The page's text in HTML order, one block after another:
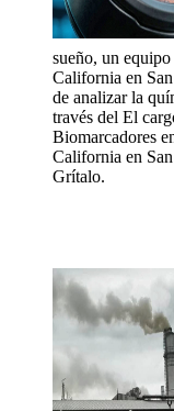
sueño, un
California en
de analizar la
través del El
Biomarcadores
California en
Grítalo.